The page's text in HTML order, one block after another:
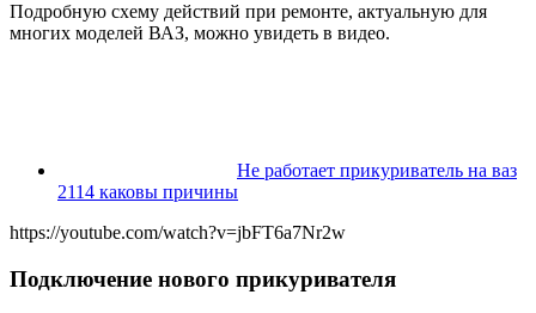
Подробную схему действий при ремонте, актуальную для
многих моделей ВАЗ, можно увидеть в видео.
Не работает прикуриватель на ваз
2114 каковы причины
https://youtube.com/watch?v=jbFT6a7Nr2w
Подключение нового прикуривателя